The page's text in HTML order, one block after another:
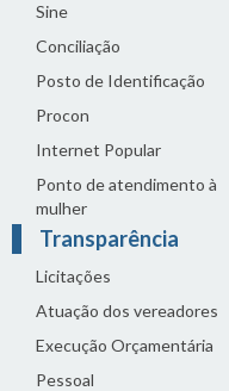
Sine
Conciliação
Posto de Identificação
Procon
Internet Popular
Ponto de atendimento à
mulher
Transparência
Licitações
Atuação dos vereadores
Execução Orçamentária
Pessoal